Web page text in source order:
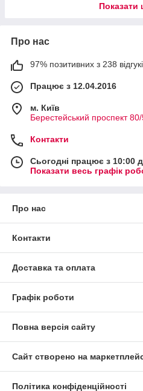
Показати
Про нас
97% позитивних з 238
Працює з 12.04.2016
м. Київ
Берестейський проспект
Контакти
Сьогодні працює з 10:00
Показати весь графік
Про нас
Контакти
Доставка та оплата
Графік роботи
Повна версія сайту
Сайт створено на
Політика конфіденційності